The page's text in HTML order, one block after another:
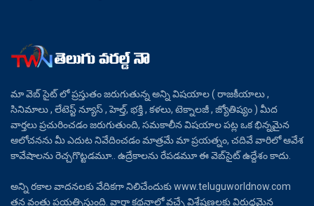
మా వెబ్ సైట్ లో ప్రస్తుతం జరుగుతున్న అన్ని విషయాల ( రాజకీయాలు ,
సినిమాలు , లేటెస్ట్ న్యూస్ , హెల్త్, భక్తి , కళలు, టెక్నాలజీ , జ్యోతిష్యం ) మీద
వార్తలు ప్రచురించడం జరుగుతుంది, సమకాలీన విషయాల పట్ల ఒక భిన్నమైన
ఆలోచనను మీ ఎదుట నివేదించడం మాత్రమే మా ప్రయత్నం, చదివే వారిలో ఆవేశ
కావేషాలను రెచ్చగొట్టడమూ.. ఉద్రేకాలను రేపడమూ ఈ వెబ్‌సైట్ ఉద్దేశం కాదు.
అన్ని రకాల వాదనలకు వేదికగా నిలిచేందుకు www.teluguworldnow.com
తన వంతు ప్రయత్నిస్తుంది. వార్తా కథనాల్లో వచ్చే విశ్లేషణలకు విరుద్ధమైన